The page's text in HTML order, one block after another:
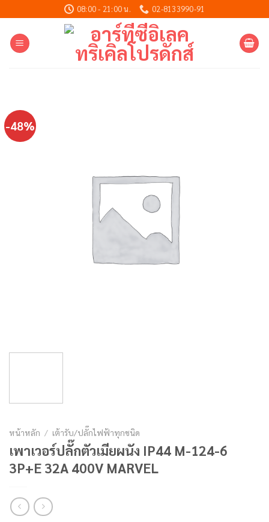
to
content
08:00 - 21:00 น. 02-8133990-91
-48%
หน้าหลัก / เต้ารับ/ปลั๊กไฟฟ้าทุกชนิด
เพาเวอร์ปลั๊กตัวเมียผนัง IP44 M-124-6
3P+E 32A 400V MARVEL